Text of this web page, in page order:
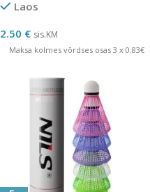
Laos
2.50 € sis.KM
Maksa kolmes võrdses osas 3 x 0.83€